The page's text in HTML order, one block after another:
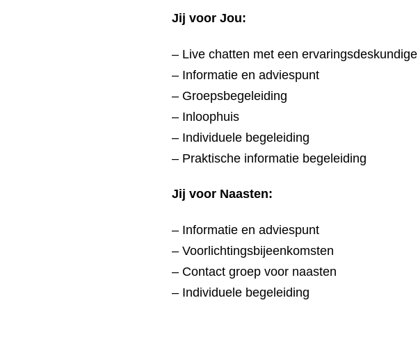
Jij voor Jou:
– Live chatten met een ervaringsdeskundige
– Informatie en adviespunt
– Groepsbegeleiding
– Inloophuis
– Individuele begeleiding
– Praktische informatie begeleiding
Jij voor Naasten:
– Informatie en adviespunt
– Voorlichtingsbijeenkomsten
– Contact groep voor naasten
– Individuele begeleiding